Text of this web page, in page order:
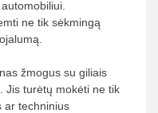
ne tik sėkmingą
žmogus su giliais
Jis turėtų mokėti ne tik
ar techninius